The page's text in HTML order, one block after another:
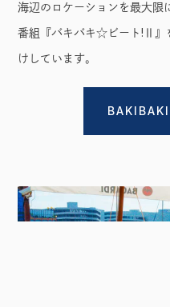
海辺のロケーションを最大限
番組『バキバキ☆ビート!Ⅱ』
けしています。